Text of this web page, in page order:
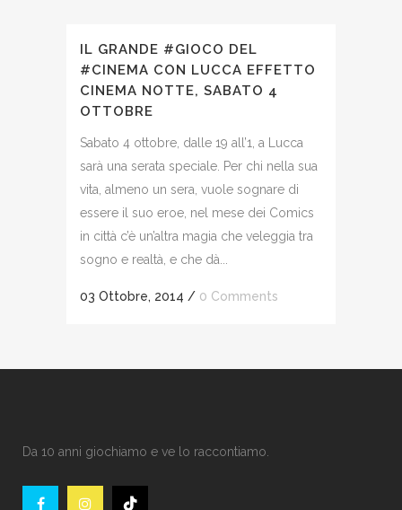
IL GRANDE #GIOCO DEL
#CINEMA CON LUCCA EFFETTO
CINEMA NOTTE, SABATO 4
OTTOBRE
Sabato 4 ottobre, dalle 19 all’1, a Lucca
sarà una serata speciale. Per chi nella sua
vita, almeno un sera, vuole sognare di
essere il suo eroe, nel mese dei Comics
in città c’è un’altra magia che veleggia tra
sogno e realtà, e che dà...
03 Ottobre, 2014 / 0 Comments
Da 10 anni giochiamo e ve lo raccontiamo.